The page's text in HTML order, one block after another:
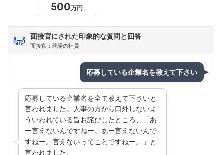
500万円
面接官にされた印象的な質問と回答
面接官：現場の社員
応募している企業名を教えて下さい
応募している企業名を全て教えて下さいと
言われました。人事の方から口外しないよ
ういわれている旨お詫びしたところ、「あ
ー言えないんですねー。あー言えないんで
すねー。言えないってことですねー。」と
言われました。